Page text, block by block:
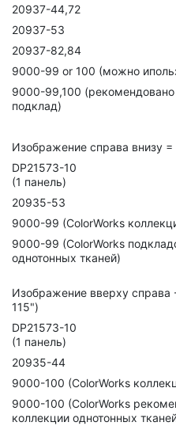
20937-44,72
20937-53
20937-82,84
9000-99 or 100 (можно
9000-99,100
подклад)
Изображение справа внизу
DP21573-10
(1 панель)
20935-53
9000-99 (ColorWorks
9000-99 (ColorWorks
однотонных тканей)
Изображение вверху
115")
DP21573-10
(1 панель)
20935-44
9000-100 (ColorWorks
9000-100 (ColorWorks
коллекции однотонных